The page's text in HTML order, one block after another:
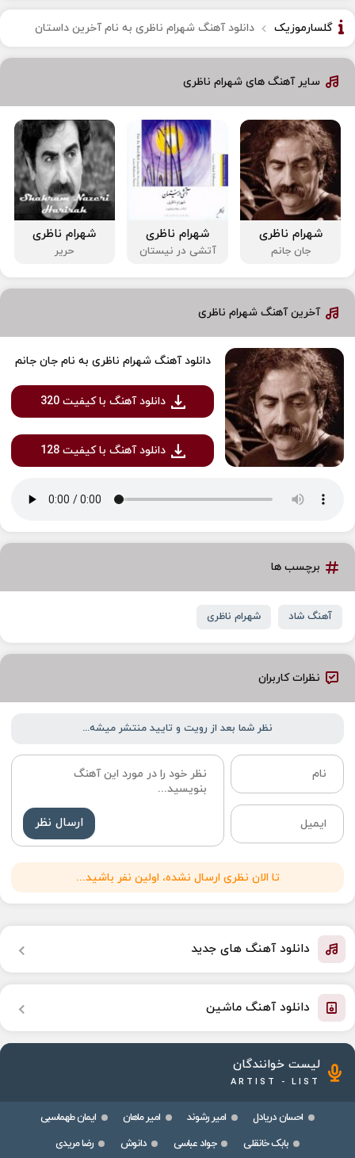
گلسارموزیک دانلود آهنگ شهرام ناظری به نام آخرین داستان
سایر آهنگ های شهرام ناظری
شهرام ناظری
جان جانم
شهرام ناظری
آتشی در نیستان
شهرام ناظری
حریر
آخرین آهنگ شهرام ناظری
دانلود آهنگ شهرام ناظری به نام جان جانم
دانلود آهنگ با کیفیت 320
دانلود آهنگ با کیفیت 128
برچسب ها
آهنگ شاد شهرام ناظری
نظرات کاربران
نظر شما بعد از رویت و تایید منتشر میشه...
ارسال نظر
تا الان نظری ارسال نشده، اولین نفر باشید...
دانلود آهنگ های جدید
دانلود آهنگ ماشین
لیست خوانندگان
ARTIST - LIST
احسان دریادل امیر رشوند امیر ماهان
ایمان طهماسبی
بابک خانقلی
جواد عباسی دانوش
رضا مریدی